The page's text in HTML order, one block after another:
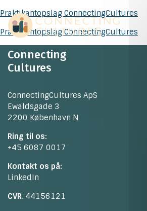
Praktikantopslag ConnectingCultures
Praktikantopslag ConnectingCultures
Connecting
Cultures
ConnectingCultures ApS
Ewaldsgade 3
2200 København N
Ring til os:
+45 6087 0017
Kontakt os på:
LinkedIn
CVR. 44156121